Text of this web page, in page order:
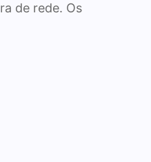
de rede. Os